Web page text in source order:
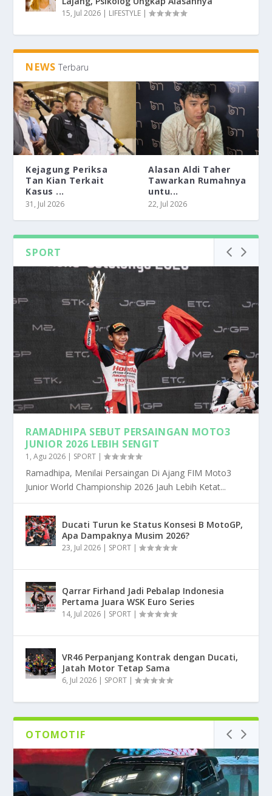
15, Jul 2026 LIFESTYLE |
NEWS Terbaru
Kejagung Periksa
Tan Kian Terkait
Kasus ...
31, Jul 2026
Alasan Aldi Taher
Tawarkan Rumahnya
untu...
22, Jul 2026
SPORT
RAMADHIPA SEBUT PERSAINGAN MOTO3
JUNIOR 2026 LEBIH SENGIT
1, Agu 2026 | SPORT |
Ramadhipa, Menilai Persaingan Di Ajang FIM Moto3
Junior World Championship 2026 Jauh Lebih Ketat...
Ducati Turun ke Status Konsesi B MotoGP,
Apa Dampaknya Musim 2026?
23, Jul 2026 | SPORT |
Qarrar Firhand Jadi Pebalap Indonesia
Pertama Juara WSK Euro Series
14, Jul 2026 | SPORT |
VR46 Perpanjang Kontrak dengan Ducati,
Jatah Motor Tetap Sama
6, Jul 2026 | SPORT |
OTOMOTIF